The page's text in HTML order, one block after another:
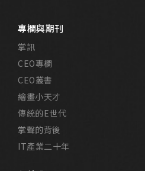
專欄與期刊
掌訊
CEO專欄
CEO叢書
繪畫小天才
傳統的E世代
掌聲的背後
IT產業二十年